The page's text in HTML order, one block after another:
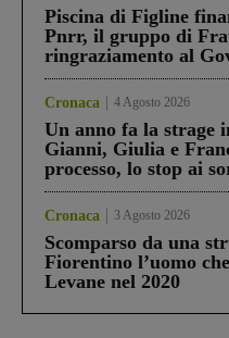
Piscina di Figline
Pnrr, il gruppo di
ringraziamento al
Cronaca 4 Agosto 2026
Un anno fa la strage
Gianni, Giulia e
processo, lo stop ai
Cronaca 3 Agosto 2026
Scomparso da una
Fiorentino l’uomo
Levane nel 2020